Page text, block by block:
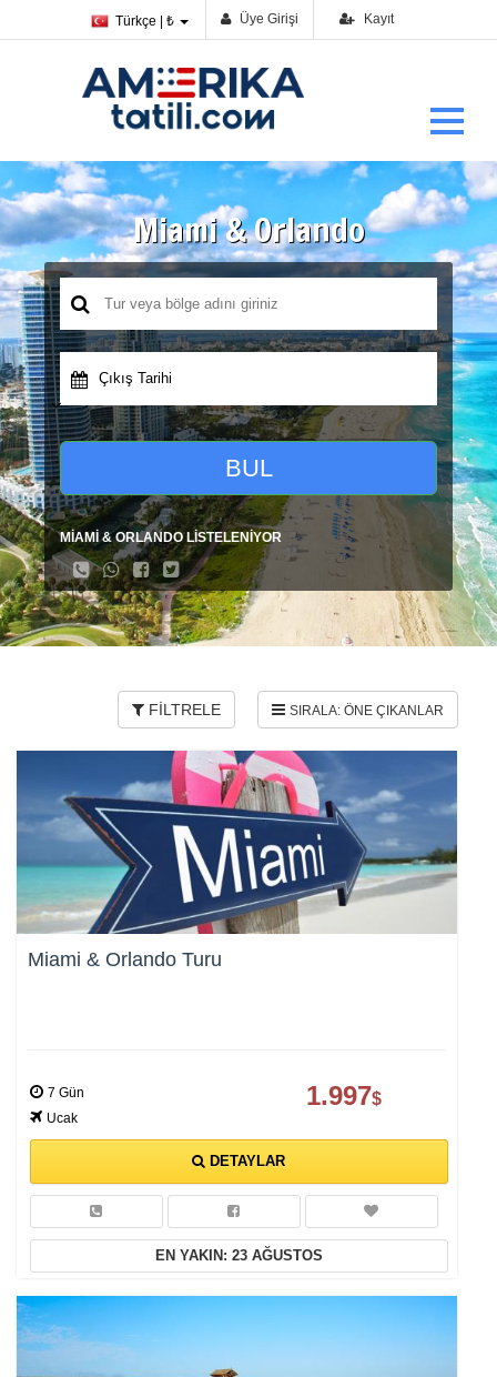
Türkçe | ₺ Üye Girişi Kayıt
Miami & Orlando
Çıkış Tarihi
BUL
MİAMİ & ORLANDO LİSTELENİYOR
FİLTRELE
Miami & Orlando Turu
7 Gün
Ucak
1.997$
DETAYLAR
EN YAKIN: 23 AĞUSTOS